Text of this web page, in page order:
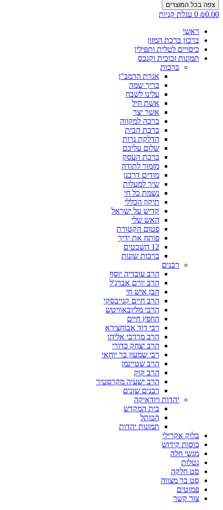
צפה בכל המוצרים
₪0.00
0 עגלת קניות
ראשי
ברכון ברכת המזון
כיסויים לטלית ותפילין
תמונות זכוכית וקנבס
ברכות
אגרת הרמב"ן
בריך שמה
עלינו לשבח
אשת חיל
אשר יצר
ברכה למקווה
ברכת הבית
הדלקת נרות
שלום עליכם
ברכת העסק
מזמור לתודה
מודים דרבנן
שיר למעלות
נשמת כל חי
תיקון הכללי
קדיש על ישראל
האש שלי
פטום הקטורת
פותח את ידיך
12 השבטים
ברכות שונות
רבנים
הרב עובדיה יוסף
הרב יורם אברג'ל
הבן איש חי
הרב חיים קנייבסקי
הרבי מליובאוויטש
החפץ חיים
רבי דוד אבוחצירא
הרב מרדכי אליהו
הרב יצחק כדורי
רבי שמעון בר יוחאי
הרב שטיינמן
הרב קוק
הרב ישעיה מקרסטיר
רבנים שונים
יהדות ויודאיקה
בית המקדש
הכותל
תמונות יהדות
בלוק אקרילי
כוסות קידוש
מגשי חלה
נטלות
סט חלקה
סט בר מצווה
פמוטים
צור קשר